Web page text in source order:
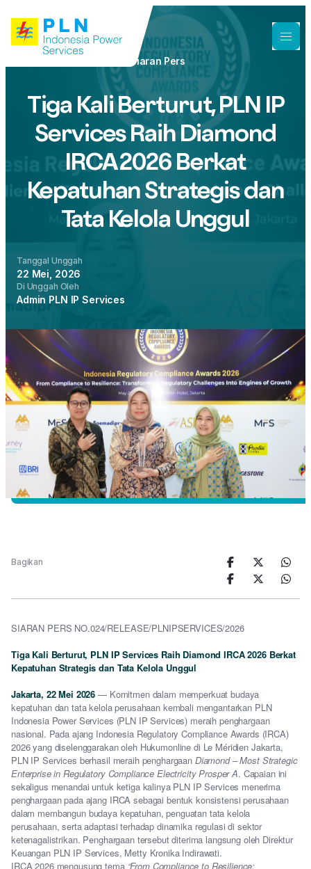
Siaran Pers
Tiga Kali Berturut, PLN IP
Services Raih Diamond
IRCA 2026 Berkat
Kepatuhan Strategis dan
Tata Kelola Unggul
Tanggal Unggah
22 Mei, 2026
Di Unggah Oleh
Admin PLN IP Services
Bagikan
SIARAN PERS NO.024/RELEASE/PLNIPSERVICES/2026
Tiga Kali Berturut, PLN IP Services Raih Diamond IRCA 2026 Berkat
Kepatuhan Strategis dan Tata Kelola Unggul
Jakarta, 22 Mei 2026 — Komitmen dalam memperkuat budaya
kepatuhan dan tata kelola perusahaan kembali mengantarkan PLN
Indonesia Power Services (PLN IP Services) meraih penghargaan
nasional. Pada ajang Indonesia Regulatory Compliance Awards (IRCA)
2026 yang diselenggarakan oleh Hukumonline di Le Méridien Jakarta,
PLN IP Services berhasil meraih penghargaan Diamond – Most Strategic
Enterprise in Regulatory Compliance Electricity Prosper A. Capaian ini
sekaligus menandai untuk ketiga kalinya PLN IP Services menerima
penghargaan pada ajang IRCA sebagai bentuk konsistensi perusahaan
dalam membangun budaya kepatuhan, penguatan tata kelola
perusahaan, serta adaptasi terhadap dinamika regulasi di sektor
ketenagalistrikan. Penghargaan tersebut diterima langsung oleh Direktur
Keuangan PLN IP Services, Metty Kronika Indirawati.
IRCA 2026 mengusung tema “From Compliance to Resilience: